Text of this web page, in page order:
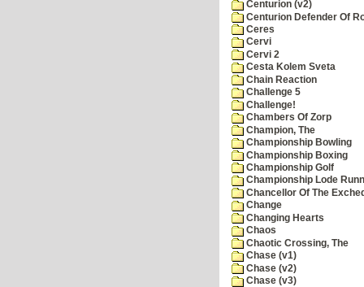
Centurion (v2)
Centurion Defender Of
Ceres
Cervi
Cervi 2
Cesta Kolem Sveta
Chain Reaction
Challenge 5
Challenge!
Chambers Of Zorp
Champion, The
Championship Bowling
Championship Boxing
Championship Golf
Championship Lode
Chancellor Of The
Change
Changing Hearts
Chaos
Chaotic Crossing, The
Chase (v1)
Chase (v2)
Chase (v3)